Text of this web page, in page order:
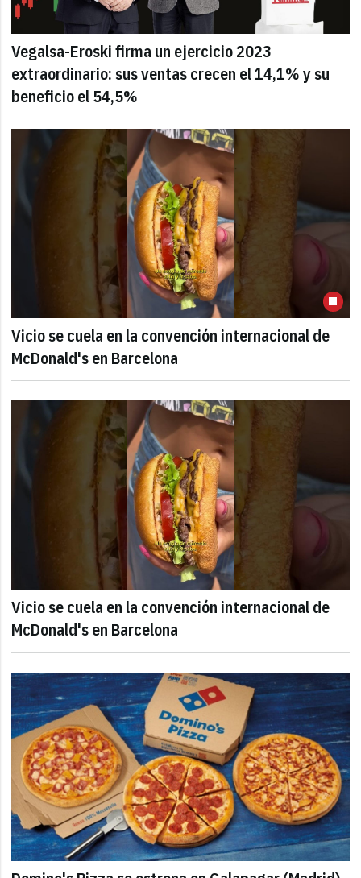
Vegalsa-Eroski firma un ejercicio 2023
extraordinario: sus ventas crecen el 14,1% y su
beneficio el 54,5%
Vicio se cuela en la convención internacional de
McDonald's en Barcelona
Vicio se cuela en la convención internacional de
McDonald's en Barcelona